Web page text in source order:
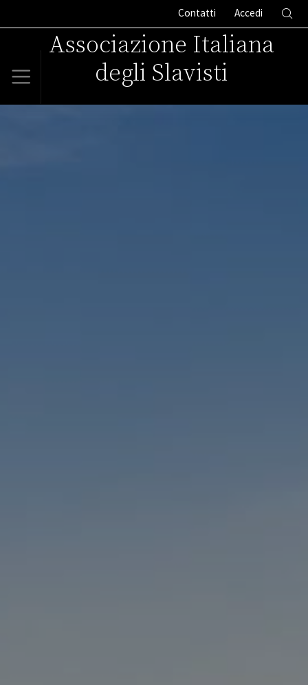
Contatti Accedi
Associazione Italiana
degli Slavisti